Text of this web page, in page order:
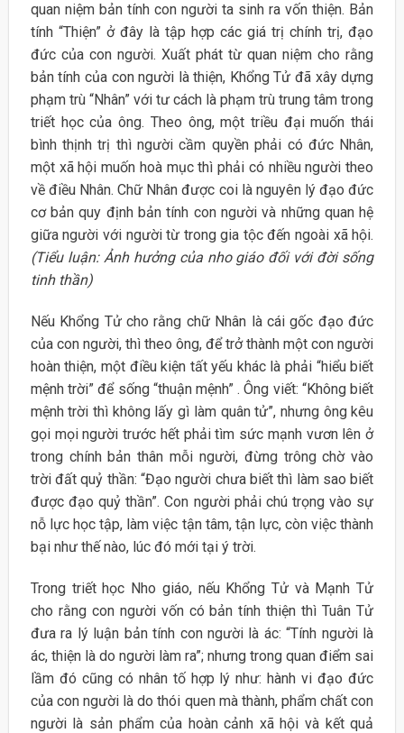
quan niệm bản tính con người ta sinh ra vốn thiện. Bản
tính “Thiện” ở đây là tập hợp các giá trị chính trị, đạo
đức của con người. Xuất phát từ quan niệm cho rằng
bản tính của con người là thiện, Khổng Tử đã xây dựng
phạm trù “Nhân” với tư cách là phạm trù trung tâm trong
triết học của ông. Theo ông, một triều đại muốn thái
bình thịnh trị thì người cầm quyền phải có đức Nhân,
một xã hội muốn hoà mục thì phải có nhiều người theo
về điều Nhân. Chữ Nhân được coi là nguyên lý đạo đức
cơ bản quy định bản tính con người và những quan hệ
giữa người với người từ trong gia tộc đến ngoài xã hội.
(Tiểu luận: Ảnh hưởng của nho giáo đối với đời sống
tinh thần)
Nếu Khổng Tử cho rằng chữ Nhân là cái gốc đạo đức
của con người, thì theo ông, để trở thành một con người
hoàn thiện, một điều kiện tất yếu khác là phải “hiểu biết
mệnh trời” để sống “thuận mệnh” . Ông viết: “Không biết
mệnh trời thì không lấy gì làm quân tử”, nhưng ông kêu
gọi mọi người trước hết phải tìm sức mạnh vươn lên ở
trong chính bản thân mỗi người, đừng trông chờ vào
trời đất quỷ thần: “Đạo người chưa biết thì làm sao biết
được đạo quỷ thần”. Con người phải chú trọng vào sự
nỗ lực học tập, làm việc tận tâm, tận lực, còn việc thành
bại như thế nào, lúc đó mới tại ý trời.
Trong triết học Nho giáo, nếu Khổng Tử và Mạnh Tử
cho rằng con người vốn có bản tính thiện thì Tuân Tử
đưa ra lý luận bản tính con người là ác: “Tính người là
ác, thiện là do người làm ra”; nhưng trong quan điểm sai
lầm đó cũng có nhân tố hợp lý như: hành vi đạo đức
của con người là do thói quen mà thành, phẩm chất con
người là sản phẩm của hoàn cảnh xã hội và kết quả